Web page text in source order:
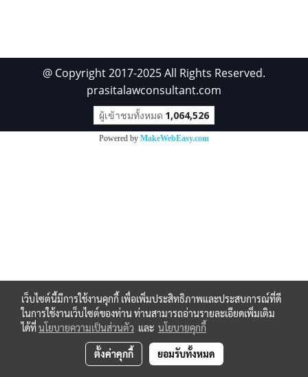
@ Copyright 2017-2025 All Rights Reserved.
prasitalawconsultant.com
ผู้เข้าชมทั้งหมด 1,064,526
Powered by MakeWebEasy.com
เว็บไซต์นี้มีการใช้งานคุกกี้ เพื่อเพิ่มประสิทธิภาพและประสบการณ์ที่ดี
ในการใช้งานเว็บไซต์ของท่าน ท่านสามารถอ่านรายละเอียดเพิ่มเติม
ได้ที่นโยบายความเป็นส่วนตัว และ นโยบายคุกกี้
ตั้งค่าคุกกี้ ยอมรับทั้งหมด